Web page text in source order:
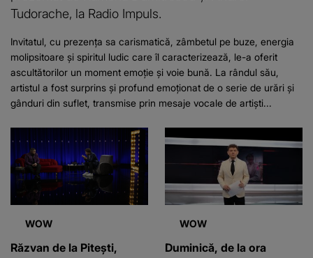
Tudorache, la Radio Impuls.
Invitatul, cu prezența sa carismatică, zâmbetul pe buze, energia
molipsitoare și spiritul ludic care îl caracterizează, le-a oferit
ascultătorilor un moment emoție și voie bună. La rândul său,
artistul a fost surprins și profund emoționat de o serie de urări și
gânduri din suflet, transmise prin mesaje vocale de artiști...
WOW
Răzvan de la Pitești,
WOW
Duminică, de la ora